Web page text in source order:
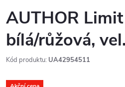
AUTHOR
bílá/růžová,
Kód produktu: UA42954511